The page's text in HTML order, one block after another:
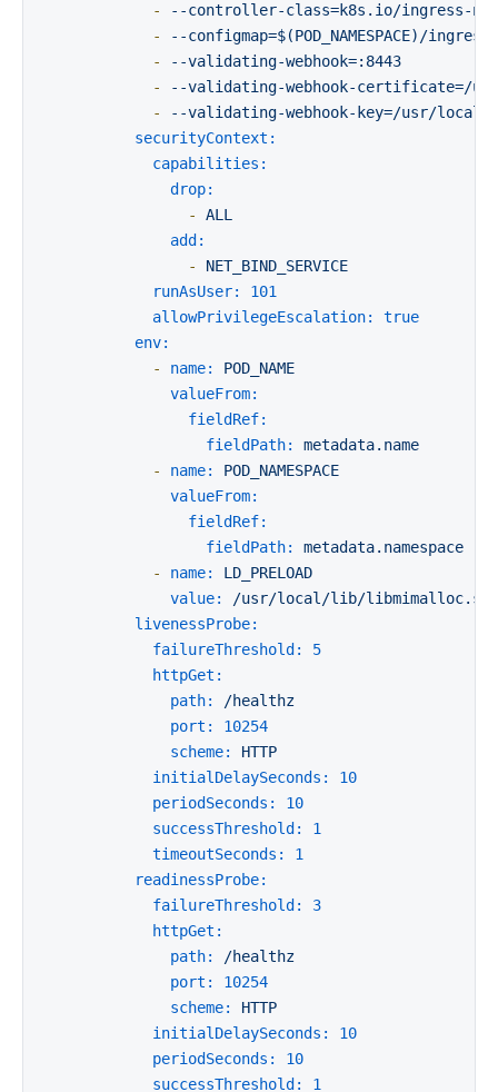
-
--controller-class=k8s.io/ingress-
-
--configmap=$(POD_NAMESPACE)/
-
--validating-webhook=:8443
-
--validating-webhook-certificate=/
-
--validating-webhook-key=/usr/
securityContext:
capabilities:
drop:
-
ALL
add:
-
NET_BIND_SERVICE
runAsUser:
101
allowPrivilegeEscalation:
true
env:
-
name:
POD_NAME
valueFrom:
fieldRef:
fieldPath:
metadata.name
-
name:
POD_NAMESPACE
valueFrom:
fieldRef:
fieldPath:
metadata.namespace
-
name:
LD_PRELOAD
value:
/usr/local/lib/libmimalloc.so
livenessProbe:
failureThreshold:
5
httpGet:
path:
/healthz
port:
10254
scheme:
HTTP
initialDelaySeconds:
10
periodSeconds:
10
successThreshold:
1
timeoutSeconds:
1
readinessProbe:
failureThreshold:
3
httpGet:
path:
/healthz
port:
10254
scheme:
HTTP
initialDelaySeconds:
10
periodSeconds:
10
successThreshold:
1